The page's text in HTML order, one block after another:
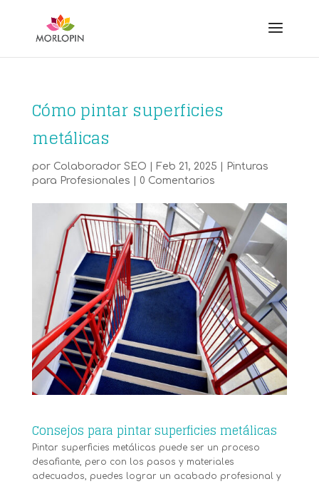
Cómo pintar superficies
metálicas
por Colaborador SEO Feb 21, 2025
Pinturas
para Profesionales
0 Comentarios
Consejos para pintar superficies metálicas
Pintar superficies metálicas puede ser un proceso
desafiante, pero con los pasos y materiales
adecuados, puedes lograr un acabado profesional y